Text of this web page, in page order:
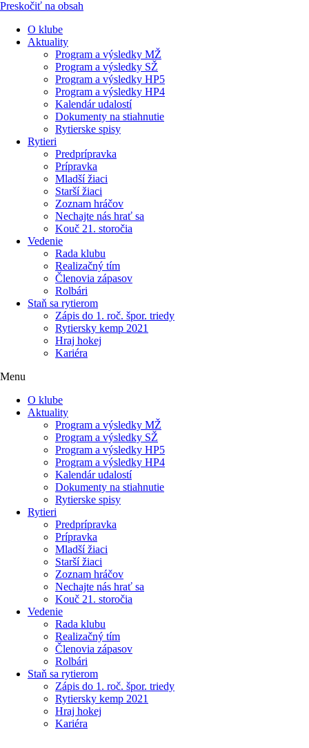
Preskočiť na obsah
O klube
Aktuality
Program a výsledky MŽ
Program a výsledky SŽ
Program a výsledky HP5
Program a výsledky HP4
Kalendár udalostí
Dokumenty na stiahnutie
Rytierske spisy
Rytieri
Predprípravka
Prípravka
Mladší žiaci
Starší žiaci
Zoznam hráčov
Nechajte nás hrať sa
Kouč 21. storočia
Vedenie
Rada klubu
Realizačný tím
Členovia zápasov
Rolbári
Staň sa rytierom
Zápis do 1. roč. špor. triedy
Rytiersky kemp 2021
Hraj hokej
Kariéra
Menu
O klube
Aktuality
Program a výsledky MŽ
Program a výsledky SŽ
Program a výsledky HP5
Program a výsledky HP4
Kalendár udalostí
Dokumenty na stiahnutie
Rytierske spisy
Rytieri
Predprípravka
Prípravka
Mladší žiaci
Starší žiaci
Zoznam hráčov
Nechajte nás hrať sa
Kouč 21. storočia
Vedenie
Rada klubu
Realizačný tím
Členovia zápasov
Rolbári
Staň sa rytierom
Zápis do 1. roč. špor. triedy
Rytiersky kemp 2021
Hraj hokej
Kariéra